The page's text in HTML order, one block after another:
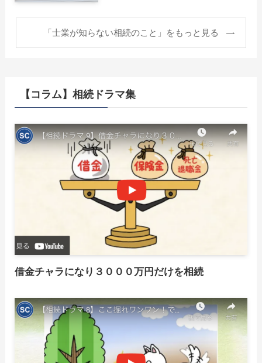
「士業が知らない相続のこと」をもっと見る
【コラム】相続ドラマ集
借金チャラになり３０００万円だけを相続